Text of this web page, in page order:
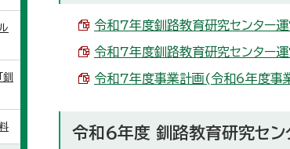
令和7年度釧路教育研究センター
令和7年度釧路教育研究センター
令和7年度事業計画(令和6年度事
令和6年度 釧路教育研究セ